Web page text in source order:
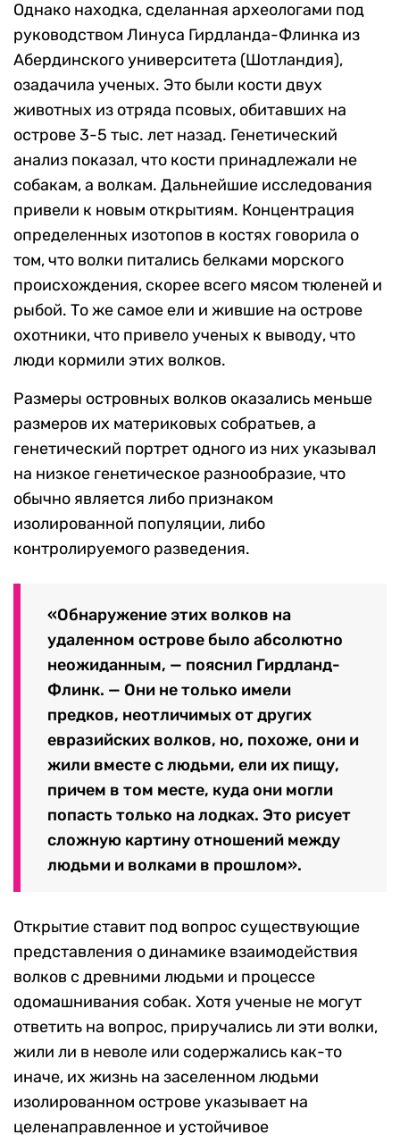
Однако находка, сделанная археологами под
руководством Линуса Гирдланда-Флинка из
Абердинского университета (Шотландия),
озадачила ученых. Это были кости двух
животных из отряда псовых, обитавших на
острове 3-5 тыс. лет назад. Генетический
анализ показал, что кости принадлежали не
собакам, а волкам. Дальнейшие исследования
привели к новым открытиям. Концентрация
определенных изотопов в костях говорила о
том, что волки питались белками морского
происхождения, скорее всего мясом тюленей и
рыбой. То же самое ели и жившие на острове
охотники, что привело ученых к выводу, что
люди кормили этих волков.
Размеры островных волков оказались меньше
размеров их материковых собратьев, а
генетический портрет одного из них указывал
на низкое генетическое разнообразие, что
обычно является либо признаком
изолированной популяции, либо
контролируемого разведения.
«Обнаружение этих волков на
удаленном острове было абсолютно
неожиданным, — пояснил Гирдланд-
Флинк. — Они не только имели
предков, неотличимых от других
евразийских волков, но, похоже, они и
жили вместе с людьми, ели их пищу,
причем в том месте, куда они могли
попасть только на лодках. Это рисует
сложную картину отношений между
людьми и волками в прошлом».
Открытие ставит под вопрос существующие
представления о динамике взаимодействия
волков с древними людьми и процессе
одомашнивания собак. Хотя ученые не могут
ответить на вопрос, приручались ли эти волки,
жили ли в неволе или содержались как-то
иначе, их жизнь на заселенном людьми
изолированном острове указывает на
целенаправленное и устойчивое